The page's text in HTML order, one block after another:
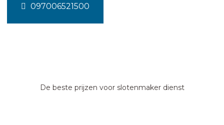
097006521500
De beste prijzen voor slotenmaker dienst